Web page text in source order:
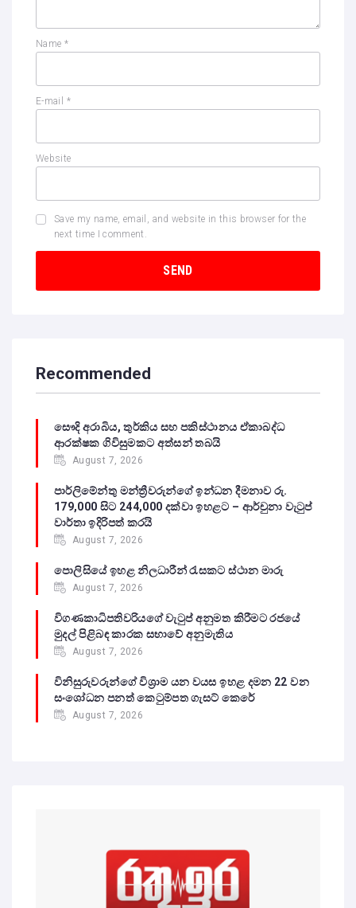
Name *
E-mail *
Website
Save my name, email, and website in this browser for the
next time I comment.
Recommended
සෞදි අරාබිය, තුර්කිය සහ පකිස්ථානය ඒකාබද්ධ
ආරක්ෂක ගිවිසුමකට අත්සන් තබයි
August 7, 2026
පාර්ලිමේන්තු මන්ත්‍රීවරුන්ගේ ඉන්ධන දීමනාව රු.
179,000 සිට 244,000 දක්වා ඉහළට – ආර්චුනා වැටුප්
වාර්තා ඉදිරිපත් කරයි
August 7, 2026
පොලිසියේ ඉහළ නිලධාරීන් රැසකට ස්ථාන මාරු
August 7, 2026
විගණකාධිපතිවරියගේ වැටුප් අනුමත කිරීමට රජයේ
මුදල් පිළිබඳ කාරක සභාවේ අනුමැතිය
August 7, 2026
විනිසුරුවරුන්ගේ විශ්‍රාම යන වයස ඉහළ දමන 22 වන
සංශෝධන පනත් කෙටුම්පත ගැසට් කෙරේ
August 7, 2026